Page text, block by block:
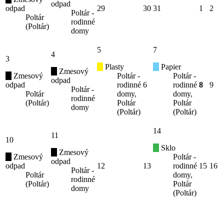
odpad
Poltár
(Poltár)
odpad
Poltár -
rodinné
domy
29 30 31 1 2
3
Zmesový
odpad
Poltár
(Poltár)
4
Zmesový
odpad
Poltár -
rodinné
domy
5
Plasty
Poltár -
rodinné
domy,
Poltár
(Poltár)
6
7
Papier
Poltár -
rodinné
domy,
Poltár
(Poltár)
8 9
10
Zmesový
odpad
Poltár
(Poltár)
11
Zmesový
odpad
Poltár -
rodinné
domy
12 13
14
Sklo
Poltár -
rodinné
domy,
Poltár
(Poltár)
15 16